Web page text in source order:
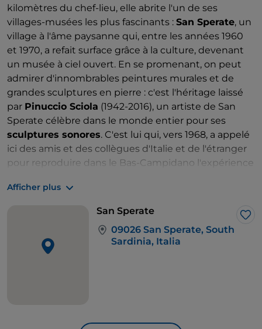
kilomètres du chef-lieu, elle abrite l'un de ses
villages-musées les plus fascinants : San Sperate, un
village à l'âme paysanne qui, entre les années 1960
et 1970, a refait surface grâce à la culture, devenant
un musée à ciel ouvert. En se promenant, on peut
admirer d'innombrables peintures murales et de
grandes sculptures en pierre : c'est l'héritage laissé
par Pinuccio Sciola (1942-2016), un artiste de San
Sperate célèbre dans le monde entier pour ses
sculptures sonores. C'est lui qui, vers 1968, a appelé
ici des amis et des collègues d'Italie et de l'étranger
pour reproduire dans le Bas-Campidano l'expérience
travaillé à Mexico, aux côtés des muralistes les plus
célèbres du monde. San Sperate, avec Orgosolo, est
ainsi devenu le centre de rayonnement de la culture
des peintures murales dans toute l'île. Ensuite, à San
Sperate, des artistes locaux, tels qu'Angelo Pilloni
Afficher plus
San Sperate
09026 San Sperate, South
Sardinia, Italia